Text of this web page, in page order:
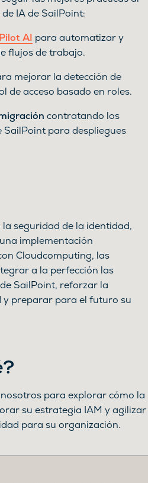
IA de SailPoint:
AI para automatizar y
flujos de trabajo.
mejorar la detección de
de acceso basado en roles.
contratando los
SailPoint para despliegues
seguridad de la identidad,
implementación
Cloudcomputing, las
a la perfección las
SailPoint, reforzar la
y preparar para el futuro su
para explorar cómo la
su estrategia IAM y agilizar
para su organización.